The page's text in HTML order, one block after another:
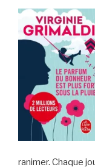
ranimer. Chaque